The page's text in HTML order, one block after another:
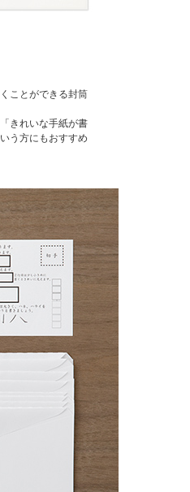
ことができる封筒
きれいな手紙が書
う方にもおすすめ